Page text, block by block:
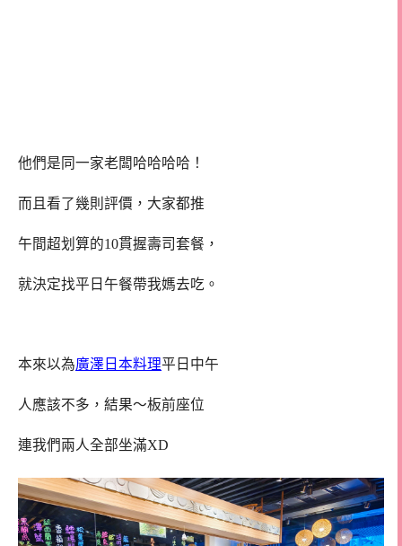
他們是同一家老闆哈哈哈哈！
而且看了幾則評價，大家都推
午間超划算的10貫握壽司套餐，
就決定找平日午餐帶我媽去吃。
本來以為廣澤日本料理平日中午
人應該不多，結果～板前座位
連我們兩人全部坐滿XD